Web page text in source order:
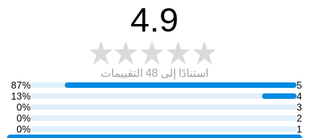
5
87%
4
13%
3
0%
2
0%
1
0%
4.9
استنادًا إلى 48 التقييمات